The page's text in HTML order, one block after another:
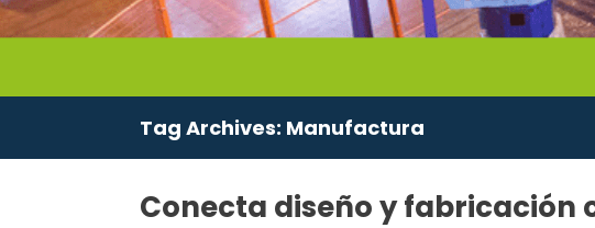
Tag Archives: Manufactura
Conecta diseño y fabricación